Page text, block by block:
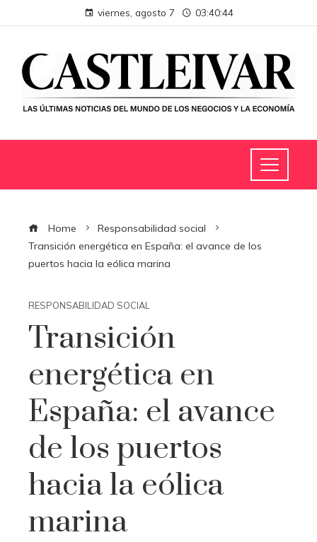
viernes, agosto 7 03:40:45
Home
Responsabilidad social
Transición energética en España: el avance de los
puertos hacia la eólica marina
RESPONSABILIDAD SOCIAL
Transición
energética en
España: el avance
de los puertos
hacia la eólica
marina